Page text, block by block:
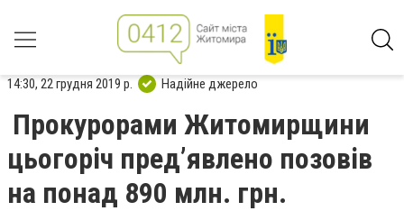
14:30, 22 грудня 2019 р. Надійне джерело
Прокурорами Житомирщини
цьогоріч пред’явлено позовів
на понад 890 млн. грн.